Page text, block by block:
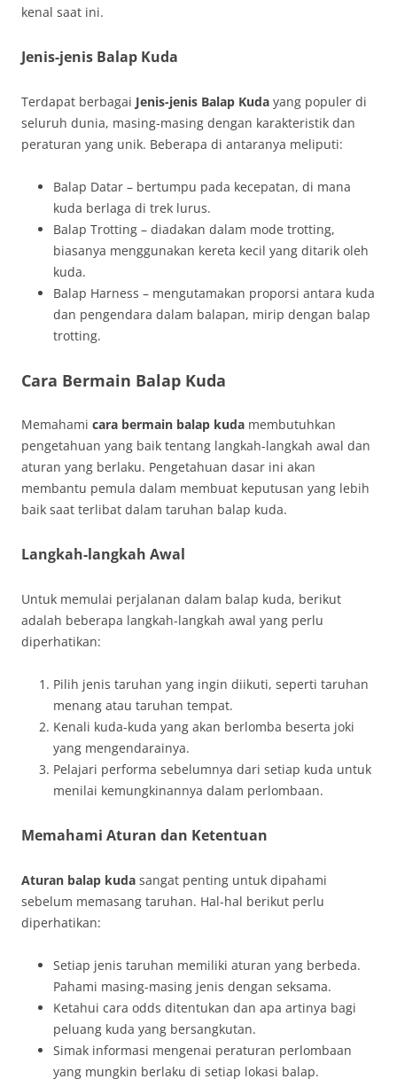
kenal saat ini.
Jenis-jenis Balap Kuda
Terdapat berbagai Jenis-jenis Balap Kuda yang populer di
seluruh dunia, masing-masing dengan karakteristik dan
peraturan yang unik. Beberapa di antaranya meliputi:
Balap Datar – bertumpu pada kecepatan, di mana
kuda berlaga di trek lurus.
Balap Trotting – diadakan dalam mode trotting,
biasanya menggunakan kereta kecil yang ditarik oleh
kuda.
Balap Harness – mengutamakan proporsi antara kuda
dan pengendara dalam balapan, mirip dengan balap
trotting.
Cara Bermain Balap Kuda
Memahami cara bermain balap kuda membutuhkan
pengetahuan yang baik tentang langkah-langkah awal dan
aturan yang berlaku. Pengetahuan dasar ini akan
membantu pemula dalam membuat keputusan yang lebih
baik saat terlibat dalam taruhan balap kuda.
Langkah-langkah Awal
Untuk memulai perjalanan dalam balap kuda, berikut
adalah beberapa langkah-langkah awal yang perlu
diperhatikan:
Pilih jenis taruhan yang ingin diikuti, seperti taruhan
menang atau taruhan tempat.
Kenali kuda-kuda yang akan berlomba beserta joki
yang mengendarainya.
Pelajari performa sebelumnya dari setiap kuda untuk
menilai kemungkinannya dalam perlombaan.
Memahami Aturan dan Ketentuan
Aturan balap kuda sangat penting untuk dipahami
sebelum memasang taruhan. Hal-hal berikut perlu
diperhatikan:
Setiap jenis taruhan memiliki aturan yang berbeda.
Pahami masing-masing jenis dengan seksama.
Ketahui cara odds ditentukan dan apa artinya bagi
peluang kuda yang bersangkutan.
Simak informasi mengenai peraturan perlombaan
yang mungkin berlaku di setiap lokasi balap.